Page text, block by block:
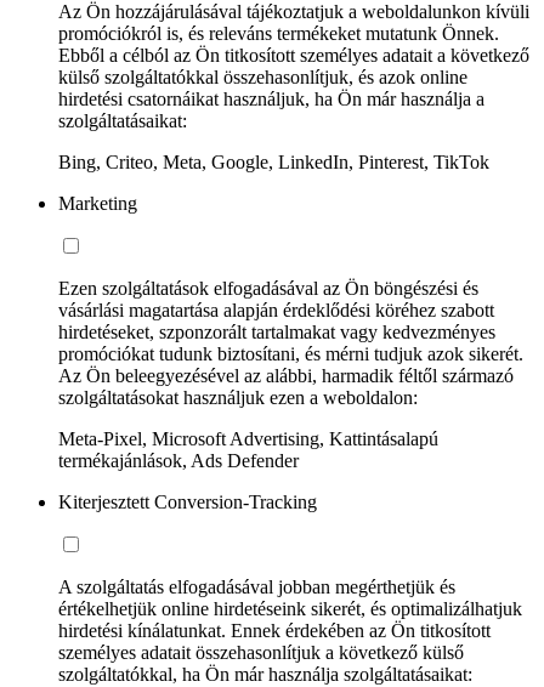
Az Ön hozzájárulásával tájékoztatjuk a weboldalunkon kívüli
promóciókról is, és releváns termékeket mutatunk Önnek.
Ebből a célból az Ön titkosított személyes adatait a következő
külső szolgáltatókkal összehasonlítjuk, és azok online
hirdetési csatornáikat használjuk, ha Ön már használja a
szolgáltatásaikat:
Bing, Criteo, Meta, Google, LinkedIn, Pinterest, TikTok
Marketing
Ezen szolgáltatások elfogadásával az Ön böngészési és
vásárlási magatartása alapján érdeklődési köréhez szabott
hirdetéseket, szponzorált tartalmakat vagy kedvezményes
promóciókat tudunk biztosítani, és mérni tudjuk azok sikerét.
Az Ön beleegyezésével az alábbi, harmadik féltől származó
szolgáltatásokat használjuk ezen a weboldalon:
Meta-Pixel, Microsoft Advertising, Kattintásalapú
termékajánlások, Ads Defender
Kiterjesztett Conversion-Tracking
A szolgáltatás elfogadásával jobban megérthetjük és
értékelhetjük online hirdetéseink sikerét, és optimalizálhatjuk
hirdetési kínálatunkat. Ennek érdekében az Ön titkosított
személyes adatait összehasonlítjuk a következő külső
szolgáltatókkal, ha Ön már használja szolgáltatásaikat: